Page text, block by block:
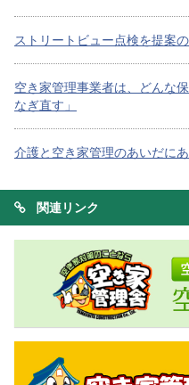
ストリートビュー点検を提案
空き家管理事業者は、どんな
なぎ直す」
介護と空き家管理のあいだにあ
関連リンク